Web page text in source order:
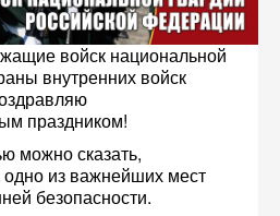
войск национальной
внутренних войск
праздником!
можно сказать,
одно из важнейших мест
безопасности.